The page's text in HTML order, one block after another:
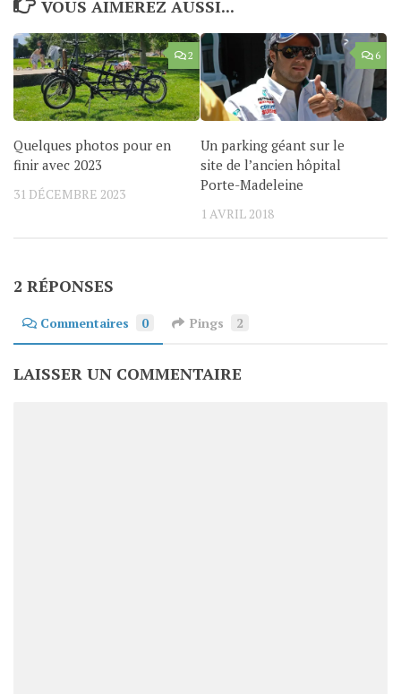
VOUS AIMEREZ AUSSI...
2
Quelques photos pour en
finir avec 2023
31 DÉCEMBRE 2023
6
Un parking géant sur le
site de l’ancien hôpital
Porte-Madeleine
1 AVRIL 2018
2 RÉPONSES
Commentaires 0 Pings 2
LAISSER UN COMMENTAIRE